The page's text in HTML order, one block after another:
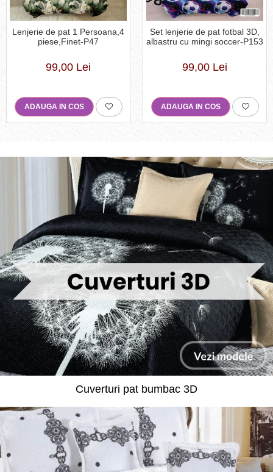
Lenjerie de pat 1 Persoana,4
piese,Finet-P47
99,00 Lei
ADAUGA IN COS
Set lenjerie de pat fotbal 3D,
albastru cu mingi soccer-P153
99,00 Lei
ADAUGA IN COS
Cuverturi pat bumbac 3D